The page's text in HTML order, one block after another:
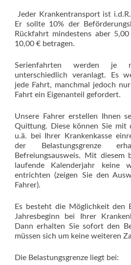
Jeder Krankentransport ist
Er sollte 10% der
Rückfahrt mindestens aber
10,00 € betragen.
Serienfahrten werden je
unterschiedlich veranlagt. Es
jede Fahrt, manchmal jedoch
Fahrt ein Eigenanteil gefordert.
Unsere Fahrer erstellen Ihnen
Quittung. Diese können Sie mit
u.ä. bei Ihrer Krankenkasse
der Belastungsgrenze
Befreiungsausweis. Mit diesem
laufende Kalenderjahr keine
entrichten (zeigen Sie den
Fahrer).
Es besteht die Möglichkeit den
Jahresbeginn bei Ihrer
Dann erhalten Sie sofort den
müssen sich um keine weiteren
Die Belastungsgrenze liegt bei: